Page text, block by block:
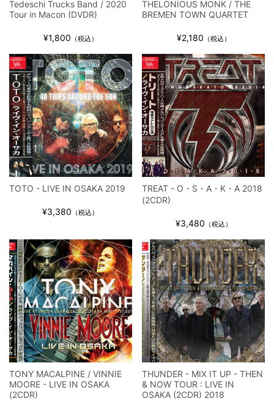
Tedeschi Trucks Band / 2020
Tour in Macon (DVDR)
¥1,800 （税込）
THELONIOUS MONK / THE
BREMEN TOWN QUARTET
¥2,180 （税込）
TOTO - LIVE IN OSAKA 2019
¥3,380 （税込）
TREAT - O・S・A・K・A 2018
(2CDR)
¥3,480 （税込）
TONY MACALPINE / VINNIE
MOORE - LIVE IN OSAKA
(2CDR)
THUNDER - MIX IT UP - THEN
& NOW TOUR : LIVE IN
OSAKA (2CDR) 2018